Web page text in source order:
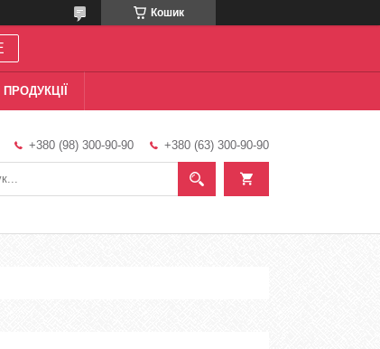
Кошик
+380 (98) 300-90-90 +380 (63) 300-90-90